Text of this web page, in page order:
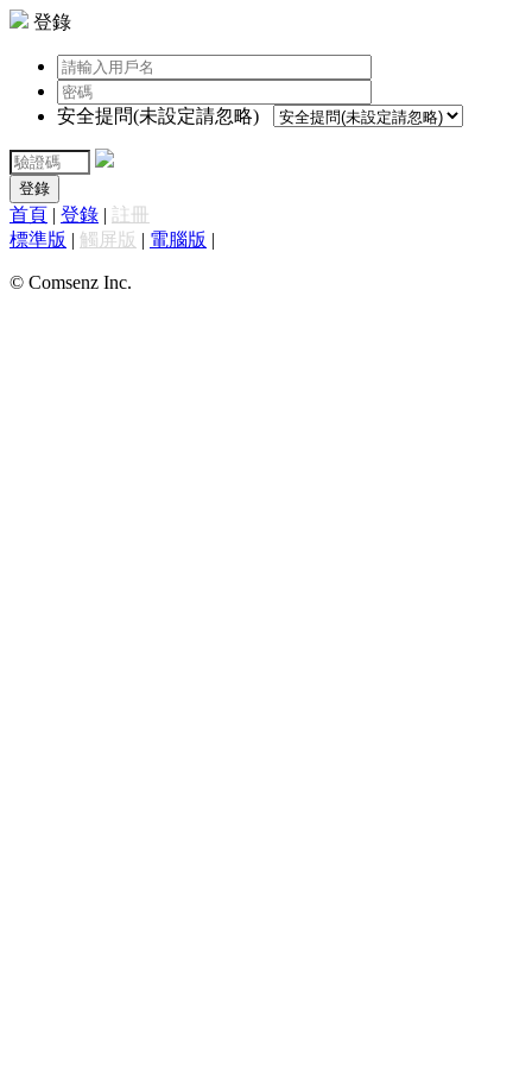
登錄
安全提問(未設定請忽略)
登錄
首頁 | 登錄 | 註冊
標準版 | 觸屏版 | 電腦版 |
© Comsenz Inc.